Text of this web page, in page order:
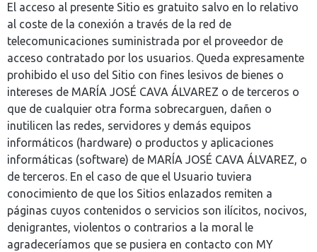
El acceso al presente Sitio es gratuito salvo en lo relativo
al coste de la conexión a través de la red de
telecomunicaciones suministrada por el proveedor de
acceso contratado por los usuarios. Queda expresamente
prohibido el uso del Sitio con fines lesivos de bienes o
intereses de MARÍA JOSÉ CAVA ÁLVAREZ o de terceros o
que de cualquier otra forma sobrecarguen, dañen o
inutilicen las redes, servidores y demás equipos
informáticos (hardware) o productos y aplicaciones
informáticas (software) de MARÍA JOSÉ CAVA ÁLVAREZ, o
de terceros. En el caso de que el Usuario tuviera
conocimiento de que los Sitios enlazados remiten a
páginas cuyos contenidos o servicios son ilícitos, nocivos,
denigrantes, violentos o contrarios a la moral le
agradeceríamos que se pusiera en contacto con MY